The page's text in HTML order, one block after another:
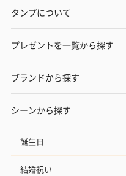
タンプについて
プレゼントを一覧から探す
ブランドから探す
シーンから探す
誕生日
結婚祝い